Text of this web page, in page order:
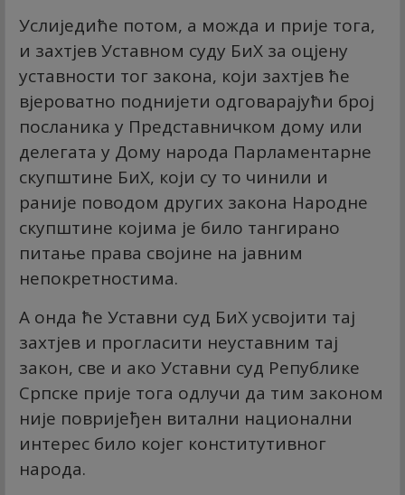
Услиједиће потом, а можда и прије тога,
и захтјев Уставном суду БиХ за оцјену
уставности тог закона, који захтјев ће
вјероватно поднијети одговарајући број
посланика у Представничком дому или
делегата у Дому народа Парламентарне
скупштине БиХ, који су то чинили и
раније поводом других закона Народне
скупштине којима је било тангирано
питање права својине на јавним
непокретностима.
А онда ће Уставни суд БиХ усвојити тај
захтјев и прогласити неуставним тај
закон, све и ако Уставни суд Републике
Српске прије тога одлучи да тим законом
није повријеђен витални национални
интерес било којег конститутивног
народа.